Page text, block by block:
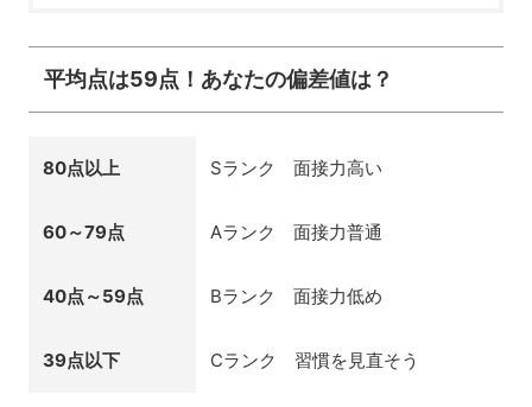
平均点は59点！あなたの偏差値は？
80点以上 Sランク 面接力高い
60～79点 Aランク 面接力普通
40点～59点 Bランク 面接力低め
39点以下 Cランク 習慣を見直そう